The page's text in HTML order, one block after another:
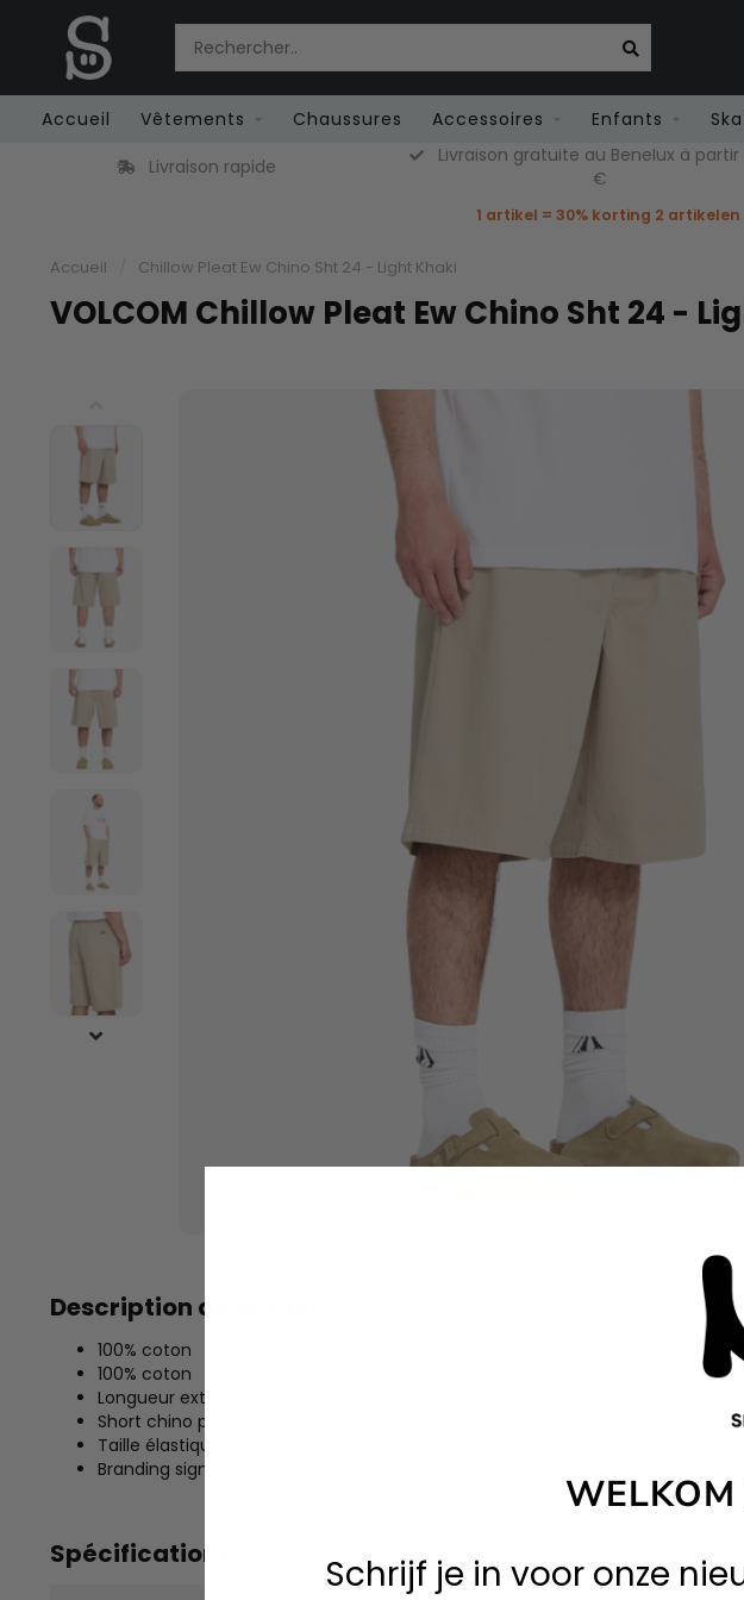
Accueil Vêtements Chaussures Accessoires Enfants
Livraison rapide
Livraison gratuite au Benelux à
€
1 artikel = 30% korting 2
Accueil Chillow Pleat Ew Chino Sht 24 - Light Khaki
VOLCOM Chillow Pleat Ew Chino Sht 24 -
Description du produit
100% coton
100% coton
Longueur extérieure 24" - taille 32
Short chino plissé 5 poches en coupe très ample
Taille élastique avec braguette entièrement fonctionnelle et cordon de
Branding signature Volcom
Spécifications
WELKOM
Schrijf je in voor onze